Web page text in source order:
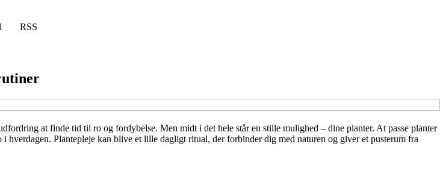
RSS
at finde tid til ro og fordybelse. Men midt i det hele står en stille mulighed – dine planter. At passe planter
Plantepleje kan blive et lille dagligt ritual, der forbinder dig med naturen og giver et pusterum fra